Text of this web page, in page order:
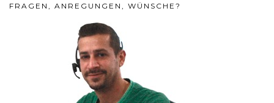
FRAGEN, ANREGUNGEN, WÜNSCHE?